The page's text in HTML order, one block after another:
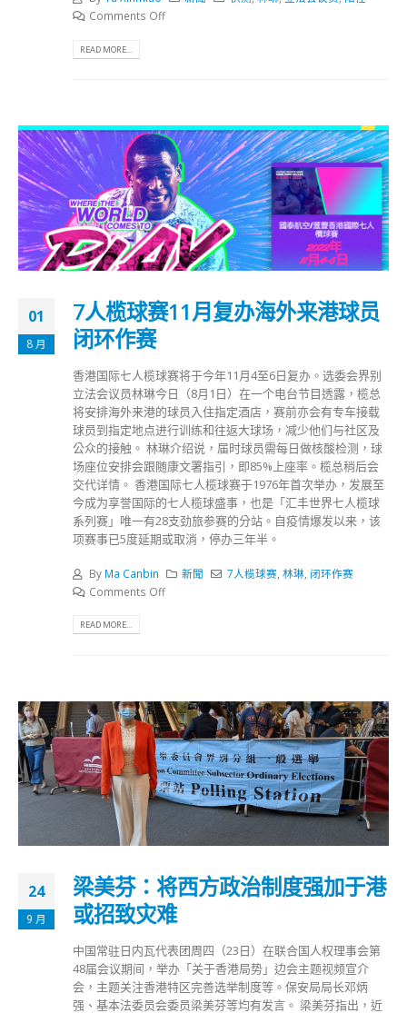
Comments Off
READ MORE...
01
8 月
7人榄球赛11月复办海外来港球员
闭环作赛
香港国际七人榄球赛将于今年11月4至6日复办。选委会界别
立法会议员林琳今日（8月1日）在一个电台节目透露，榄总
将安排海外来港的球员入住指定酒店，赛前亦会有专车接载
球员到指定地点进行训练和往返大球场，减少他们与社区及
公众的接触。 林琳介绍说，届时球员需每日做核酸检测，球
场座位安排会跟随康文署指引，即85%上座率。榄总稍后会
交代详情。 香港国际七人榄球赛于1976年首次举办，发展至
今成为享誉国际的七人榄球盛事，也是「汇丰世界七人榄球
系列赛」唯一有28支劲旅参赛的分站。自疫情爆发以来，该
项赛事已5度延期或取消，停办三年半。
By Ma Canbin 新聞 7人榄球赛 ,林琳 闭环作赛
Comments Off
READ MORE...
24
9 月
梁美芬：将西方政治制度强加于港
或招致灾难
中国常驻日内瓦代表团周四（23日）在联合国人权理事会第
48届会议期间，举办「关于香港局势」边会主题视频宣介
会，主题关注香港特区完善选举制度等。保安局局长邓炳
强、基本法委员会委员梁美芬等均有发言。 梁美芬指出，近